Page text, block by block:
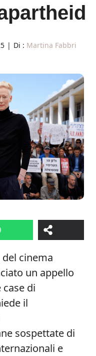
| Di : Martina Fabbri
cinema
un appello
di
il
sospettate di
e